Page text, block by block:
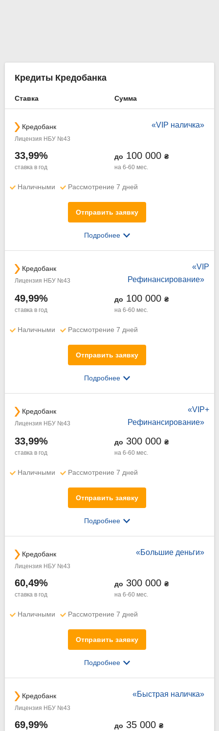
Кредиты Кредобанка
Ставка Сумма
«VIP наличка»
Кредобанк
Лицензия НБУ №43
33,99%
ставка в год
до 100 000 ₴
на 6-60 мес.
Наличными Рассмотрение 7 дней
Отправить заявку
Подробнее
«VIP
Рефинансирование»
Кредобанк
Лицензия НБУ №43
49,99%
ставка в год
до 100 000 ₴
на 6-60 мес.
Наличными Рассмотрение 7 дней
Отправить заявку
Подробнее
«VIP+
Рефинансирование»
Кредобанк
Лицензия НБУ №43
33,99%
ставка в год
до 300 000 ₴
на 6-60 мес.
Наличными Рассмотрение 7 дней
Отправить заявку
Подробнее
«Большие деньги»
Кредобанк
Лицензия НБУ №43
60,49%
ставка в год
до 300 000 ₴
на 6-60 мес.
Наличными Рассмотрение 7 дней
Отправить заявку
Подробнее
«Быстрая наличка»
Кредобанк
Лицензия НБУ №43
69,99% до 35 000 ₴